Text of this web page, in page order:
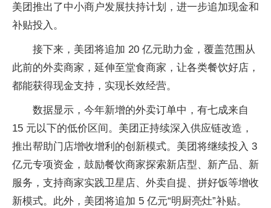
美团推出了中小商户发展扶持计划，进一步追加现金和
补贴投入。
接下来，美团将追加 20 亿元助力金，覆盖范围从
此前的外卖商家，延伸至堂食商家，让各类餐饮好店，
都能获得现金支持，实现长效经营。
数据显示，今年新增的外卖订单中，有七成来自
15 元以下的低价区间。美团正持续深入供应链改造，
推出帮助门店增收增利的创新模式。美团将继续投入 3
亿元专项资金，鼓励餐饮商家探索新店型、新产品、新
服务，支持商家实践卫星店、外卖自提、拼好饭等增收
新模式。此外，美团将追加 5 亿元“明厨亮灶”补贴。